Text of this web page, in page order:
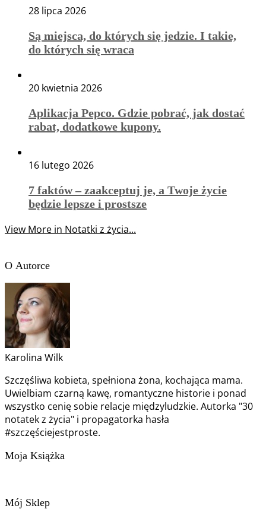
28 lipca 2026
Są miejsca, do których się jedzie. I takie,
do których się wraca
20 kwietnia 2026
Aplikacja Pepco. Gdzie pobrać, jak dostać
rabat, dodatkowe kupony.
16 lutego 2026
7 faktów – zaakceptuj je, a Twoje życie
będzie lepsze i prostsze
View More in Notatki z życia...
O Autorce
Karolina Wilk
Szczęśliwa kobieta, spełniona żona, kochająca mama.
Uwielbiam czarną kawę, romantyczne historie i ponad
wszystko cenię sobie relacje międzyludzkie. Autorka "30
notatek z życia" i propagatorka hasła
#szczęściejestproste.
Moja Książka
Mój Sklep